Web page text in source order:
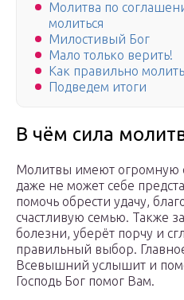
Молитва по
молиться
Милостивый Бог
Мало только верить!
Как правильно
Подведем итоги
В чём сила
Молитвы имеют огромную
даже не может себе
помочь обрести удачу,
счастливую семью. Также
болезни, уберёт порчу и
правильный выбор.
Всевышний услышит и
Господь Бог помог Вам.